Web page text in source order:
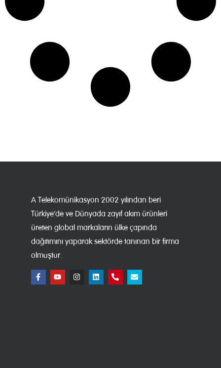
A Telekomünikasyon 2002 yılından beri
Türkiye’de ve Dünyada zayıf akım ürünleri
üreten global markaların ülke çapında
dağıtımını yaparak sektörde tanınan bir firma
olmuştur.